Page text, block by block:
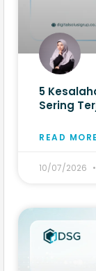
5
Sering
READ
10/07/2026